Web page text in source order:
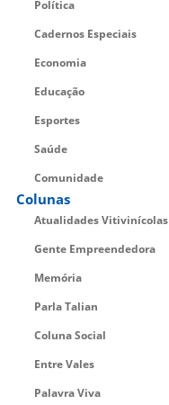
Política
Cadernos Especiais
Economia
Educação
Esportes
Saúde
Comunidade
Colunas
Atualidades Vitivinícolas
Gente Empreendedora
Memória
Parla Talian
Coluna Social
Entre Vales
Palavra Viva